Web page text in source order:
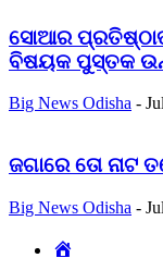
ସୋଆର
ବିଷୟକ ପୁସ୍ତକ
Big News Odisha -
ଜଗାରେ ତୋ ନାଟ
Big News Odisha -